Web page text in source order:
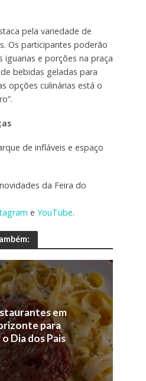
pela variedade de
Os participantes poderão
iguarias e porções na praça
bebidas geladas para
opções culinárias está o
de infláveis e espaço
da Feira do
e YouTube.
em
para
Dia dos Pais